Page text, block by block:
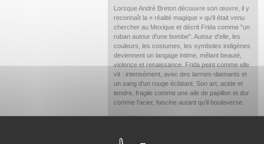
Lorsque André Breton découvre son œuvre, il y
reconnaît la « réalité magique » qu'il était venu
chercher au Mexique et décrit Frida comme "un
ruban autour d'une bombe". Autour d'elle, les
couleurs, les costumes, les symboles indigènes
deviennent un langage intime, mêlant beauté,
violence et renaissance. Frida peint comme elle
vit : intensément, avec des larmes-diamants et
un sang d'un rouge éclatant. Son art, acide et
tendre, fragile comme une aile de papillon et dur
comme l'acier, fascine autant qu'il bouleverse.
Elle côtoie Trotsky, dialogue avec les grands
lettres et un journal vibrants. Ses images, avec